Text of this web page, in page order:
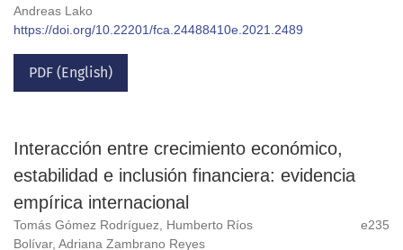
Andreas Lako
https://doi.org/10.22201/fca.24488410e.2021.2489
PDF (English)
Interacción entre crecimiento económico,
estabilidad e inclusión financiera: evidencia
empírica internacional
Tomás Gómez Rodríguez, Humberto Ríos
Bolívar, Adriana Zambrano Reyes
e235